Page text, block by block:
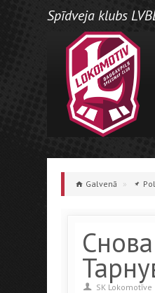
Spīdveja klubs
Galvenā »
SK Lokomotīve